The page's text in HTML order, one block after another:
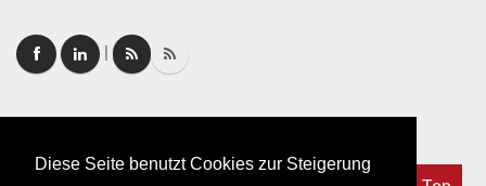
Diese Seite benutzt Cookies zur Steigerung